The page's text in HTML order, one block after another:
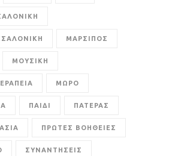
ΜΑΡΣΙΠΟΣ
ΜΟΥΣΙΚΗ
ΜΩΡΟ
ΠΑΙΔΙ ΠΑΤΕΡΑΣ
ΠΡΩΤΕΣ ΒΟΗΘΕΙΕΣ
ΣΥΝΑΝΤΗΣΕΙΣ